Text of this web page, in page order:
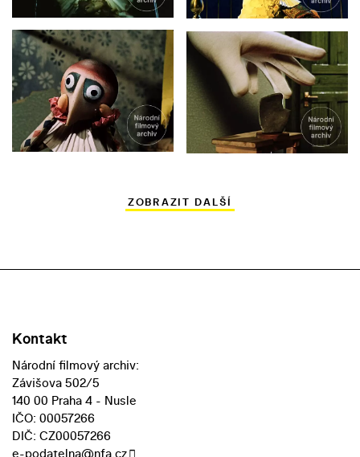
ZOBRAZIT DALŠÍ
Kontakt
Národní filmový archiv:
Závišova 502/5
140 00 Praha 4 - Nusle
IČO: 00057266
DIČ: CZ00057266
e-podatelna@nfa.cz